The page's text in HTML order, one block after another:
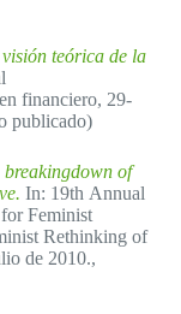
teórica de la
financiero, 29-
publicado)
of
In: 19th Annual
Feminist
Rethinking of
de 2010.,